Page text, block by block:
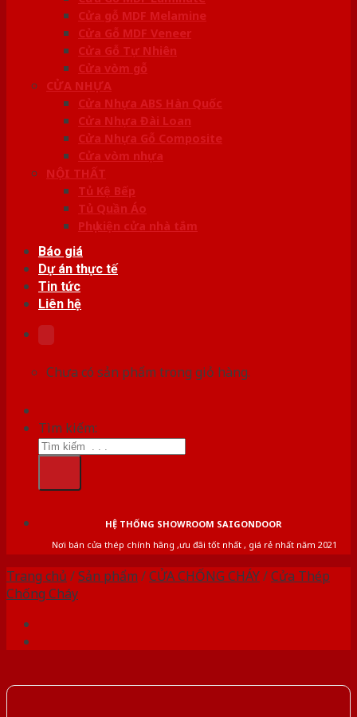
Cửa gỗ MDF Melamine
Cửa Gỗ MDF Veneer
Cửa Gỗ Tự Nhiên
Cửa vòm gỗ
CỬA NHỰA
Cửa Nhựa ABS Hàn Quốc
Cửa Nhựa Đài Loan
Cửa Nhựa Gỗ Composite
Cửa vòm nhựa
NỘI THẤT
Tủ Kệ Bếp
Tủ Quần Áo
Phụ kiện cửa nhà tắm
Báo giá
Dự án thực tế
Tin tức
Liên hệ
Chưa có sản phẩm trong giỏ hàng.
Tìm kiếm:
HỆ THỐNG SHOWROOM SAIGONDOOR
Nơi bán cửa thép chính hãng ,ưu đãi tốt nhất , giá rẻ nhất năm 2021
Trang chủ /Sản phẩm /CỬA CHỐNG CHÁY/Cửa Thép
Chống Cháy